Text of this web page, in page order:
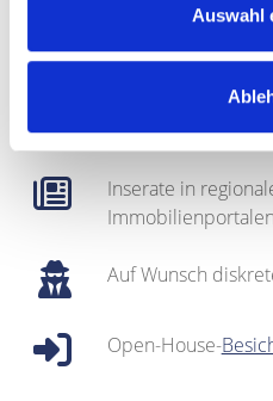
Auswahl
Regionales
gepflegter
Inserate in
Immobilienportalen
Auf Wunsch
Open-House-